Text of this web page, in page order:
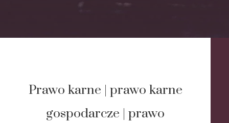
Prawo karne | prawo karne
gospodarcze | prawo